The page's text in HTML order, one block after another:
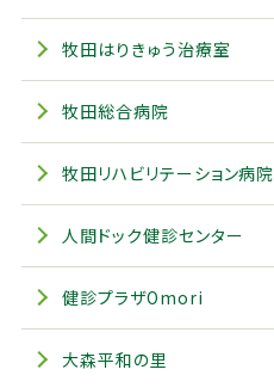
牧田はりきゅう治療室
牧田総合病院
牧田リハビリテーション病院
人間ドック健診センター
健診プラザOmori
大森平和の里